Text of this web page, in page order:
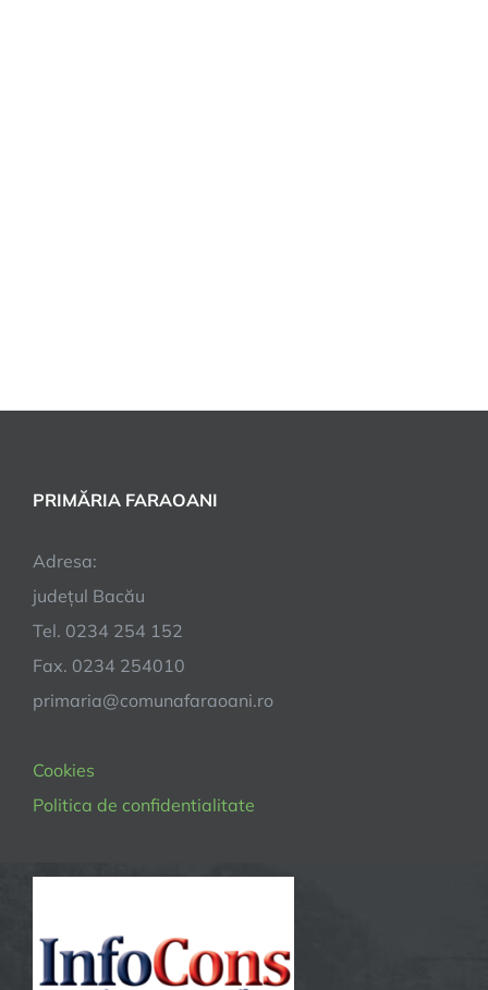
PRIMĂRIA FARAOANI
Adresa:
județul Bacău
Tel. 0234 254 152
Fax. 0234 254010
primaria@comunafaraoani.ro
Cookies
Politica de confidentialitate